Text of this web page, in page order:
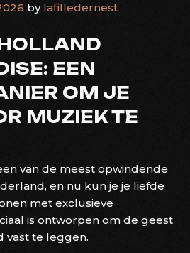
by lafilledernest
EEN
OM JE
MUZIEK TE
van de meest opwindende
en nu kun je je liefde
met exclusieve
is ontworpen om de geest
vast te leggen.